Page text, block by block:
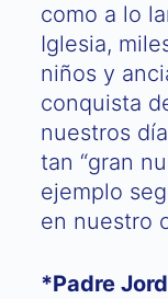
como a lo
Iglesia,
niños y
conquista
nuestros
tan “gran
ejemplo
en nuestro
*Padre